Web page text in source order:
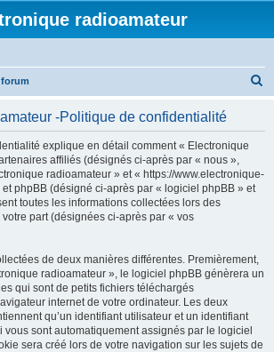
radioamateur
-Politique de confidentialité
explique en détail comment « Electronique
affiliés (désignés ci-après par « nous »,
radioamateur » et « https://www.electronique-
phpBB (désigné ci-après par « logiciel phpBB » et
toutes les informations collectées lors des
part (désignées ci-après par « vos
de deux manières différentes. Premièrement,
radioamateur », le logiciel phpBB génèrera un
qui sont de petits fichiers téléchargés
internet de votre ordinateur. Les deux
qu’un identifiant utilisateur et un identifiant
sont automatiquement assignés par le logiciel
sera créé lors de votre navigation sur les sujets de